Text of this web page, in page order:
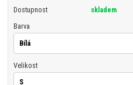
Dostupnost skladem
Barva
Velikost